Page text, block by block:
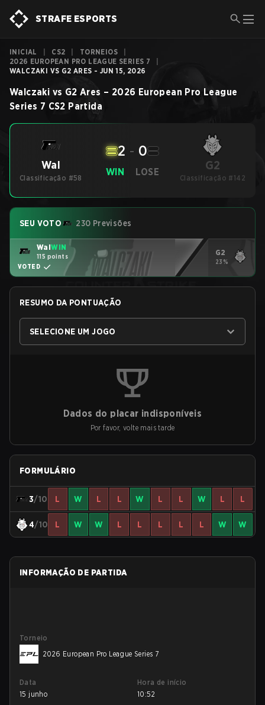
STRAFE ESPORTS
INICIAL CS2 TORNEIOS
2026 EUROPEAN PRO LEAGUE SERIES 7
WALCZAKI VS G2 ARES - JUN 15, 2026
Walczaki vs G2 Ares – 2026 European Pro League
Series 7 CS2 Partida
Wal
Classificação #58
WIN
2 - 0
LOSE G2
Classificação #142
SEU VOTO 230 Previsões
WalWIN
115 points
VOTED
G2
23%
RESUMO DA PONTUAÇÃO
SELECIONE UM JOGO
Dados do placar indisponíveis
Por favor, volte mais tarde
FORMULÁRIO
3/10 L W L L W L L W L L
4/10 L W W L L L L L W W
INFORMAÇÃO DE PARTIDA
Torneio
2026 European Pro League Series 7
Data
15 junho
Hora de início
10:52